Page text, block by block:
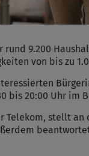
rund 9.200
von bis zu
bis 20:00 Uhr
Telekom, stellt